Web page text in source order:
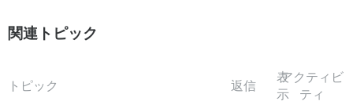
関連トピック
トピック 返信
表
示
アクティビ
ティ